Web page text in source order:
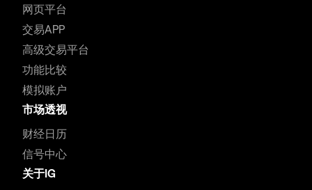
网页平台
交易APP
高级交易平台
功能比较
模拟账户
市场透视
财经日历
信号中心
关于IG